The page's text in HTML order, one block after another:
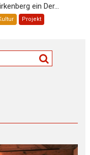
ein Der...
Projekt